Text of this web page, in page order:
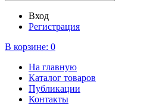
Вход
Регистрация
В корзине: 0
На главную
Каталог товаров
Публикации
Контакты